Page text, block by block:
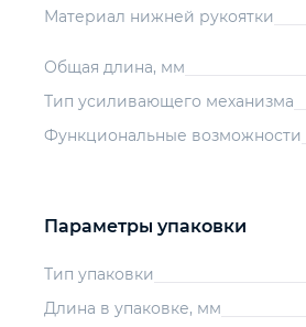
Материал нижней рукоятки
Общая длина, мм
Тип усиливающего механизма
Функциональные возможности
Параметры упаковки
Тип упаковки
Длина в упаковке, мм